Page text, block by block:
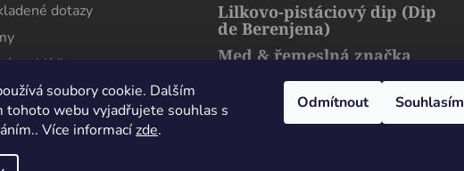
soubory cookie. Dalším
tohoto webu vyjadřujete souhlas s
Více informacízde.
Odmítnout Souhlasím
dotazy
prohlídka
Lilkovo-pistáciový dip (Dip
de Berenjena)
Med & řemeslná značka
harmonie přírody a luxusu